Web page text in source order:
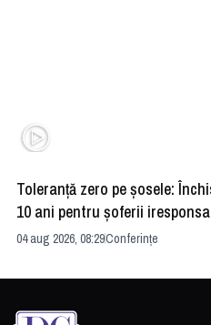
Toleranță zero pe șosele:
10 ani pentru șoferii
04 aug 2026, 08:29Conferințe